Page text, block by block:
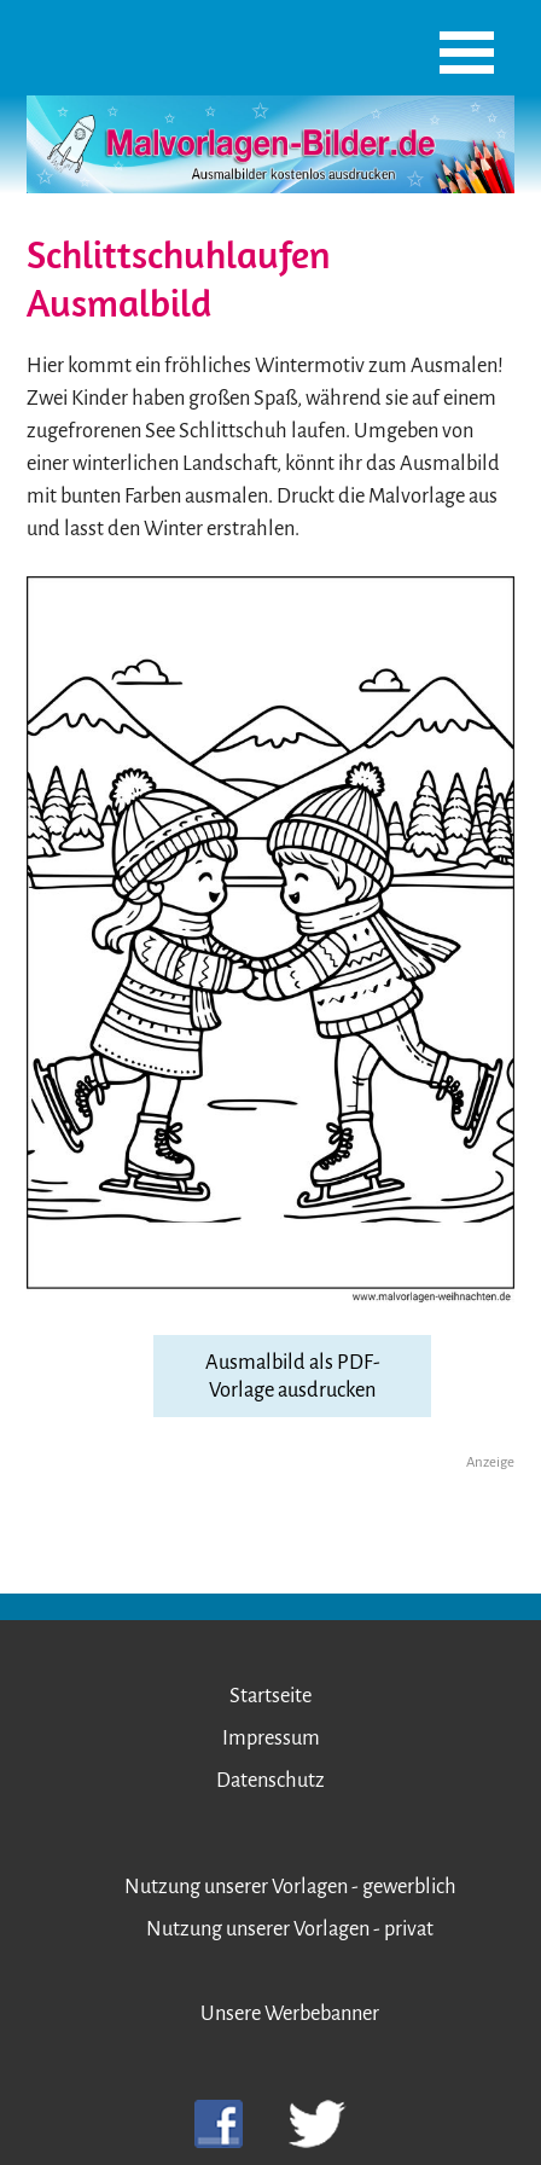
Schlittschuhlaufen
Ausmalbild
Hier kommt ein fröhliches Wintermotiv zum Ausmalen!
Zwei Kinder haben großen Spaß, während sie auf einem
zugefrorenen See Schlittschuh laufen. Umgeben von
einer winterlichen Landschaft, könnt ihr das Ausmalbild
mit bunten Farben ausmalen. Druckt die Malvorlage aus
und lasst den Winter erstrahlen.
Ausmalbild als PDF-
Vorlage ausdrucken
Anzeige
Startseite
Impressum
Datenschutz
Nutzung unserer Vorlagen - gewerblich
Nutzung unserer Vorlagen - privat
Unsere Werbebanner